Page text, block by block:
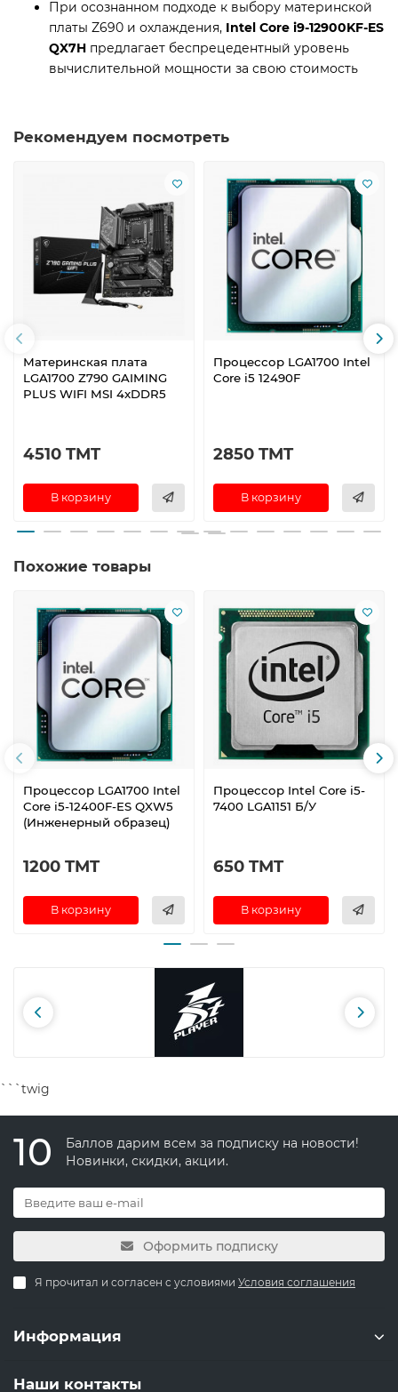
При осознанном подходе к выбору материнской
платы Z690 и охлаждения, Intel Core i9-12900KF-ES
QX7H предлагает беспрецедентный уровень
вычислительной мощности за свою стоимость
Рекомендуем посмотреть
Материнская плата
LGA1700 Z790 GAIMING
PLUS WIFI MSI 4xDDR5
4510 TMT
В корзину
Процессор LGA1700 Intel
Core i5 12490F
2850 TMT
В корзину
Похожие товары
Процессор LGA1700 Intel
Core i5-12400F-ES QXW5
(Инженерный образец)
1200 TMT
В корзину
Процессор Intel Core i5-
7400 LGA1151 Б/У
650 TMT
В корзину
```twig
10
Баллов дарим всем за подписку на новости!
Новинки, скидки, акции.
Оформить подписку
Я прочитал и согласен с условиями Условия соглашения
Информация
Наши контакты